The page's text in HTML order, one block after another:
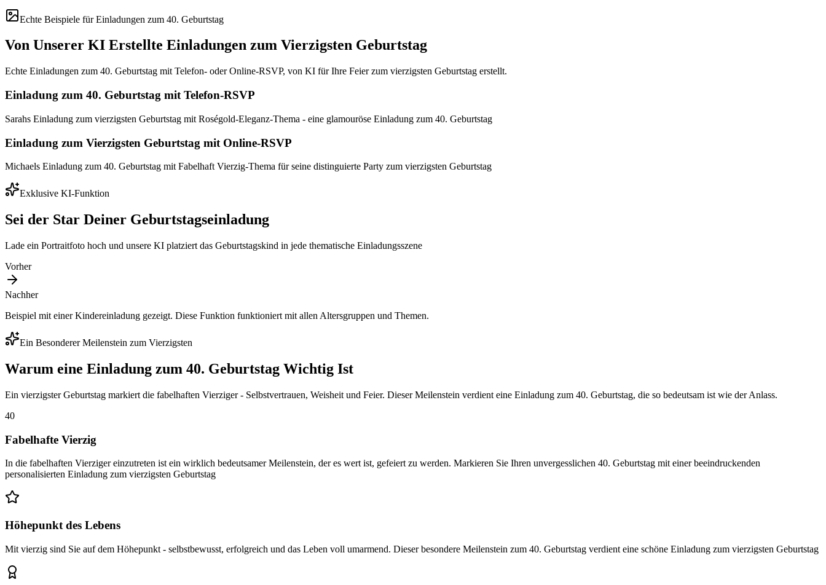
Echte Beispiele für Einladungen zum 40. Geburtstag
Von Unserer KI Erstellte Einladungen zum Vierzigsten Geburtstag
Echte Einladungen zum 40. Geburtstag mit Telefon- oder Online-RSVP, von KI für Ihre Feier zum vierzigsten Geburtstag erstellt.
Einladung zum 40. Geburtstag mit Telefon-RSVP
Sarahs Einladung zum vierzigsten Geburtstag mit Roségold-Eleganz-Thema - eine glamouröse Einladung zum 40. Geburtstag
Einladung zum Vierzigsten Geburtstag mit Online-RSVP
Michaels Einladung zum 40. Geburtstag mit Fabelhaft Vierzig-Thema für seine distinguierte Party zum vierzigsten Geburtstag
Exklusive KI-Funktion
Sei der Star Deiner Geburtstagseinladung
Lade ein Portraitfoto hoch und unsere KI platziert das Geburtstagskind in jede thematische Einladungsszene
Vorher
Nachher
Beispiel mit einer Kindereinladung gezeigt. Diese Funktion funktioniert mit allen Altersgruppen und Themen.
Ein Besonderer Meilenstein zum Vierzigsten
Warum eine Einladung zum 40. Geburtstag Wichtig Ist
Ein vierzigster Geburtstag markiert die fabelhaften Vierziger - Selbstvertrauen, Weisheit und Feier. Dieser Meilenstein verdient eine Einladung zum 40. Geburtstag, die so bedeutsam ist wie der Anlass.
40
Fabelhafte Vierzig
In die fabelhaften Vierziger einzutreten ist ein wirklich bedeutsamer Meilenstein, der es wert ist, gefeiert zu werden. Markieren Sie Ihren unvergesslichen 40. Geburtstag mit einer beeindruckenden
personalisierten Einladung zum vierzigsten Geburtstag
Höhepunkt des Lebens
Mit vierzig sind Sie auf dem Höhepunkt - selbstbewusst, erfolgreich und das Leben voll umarmend. Dieser besondere Meilenstein zum 40. Geburtstag verdient eine schöne Einladung zum vierzigsten Geburtstag